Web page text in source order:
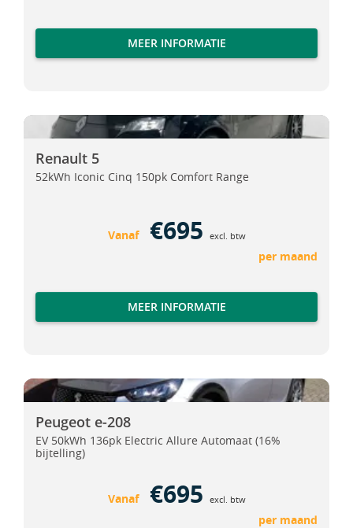
MEER INFORMATIE
Renault 5
Renault 5
Renault 5
52kWh Iconic Cinq 150pk Comfort Range
Vanaf €695 excl. btw
per maand
MEER INFORMATIE
Peugeot e-208
Peugeot e-208
Peugeot e-208
EV 50kWh 136pk Electric Allure Automaat (16%
bijtelling)
Vanaf €695 excl. btw
per maand